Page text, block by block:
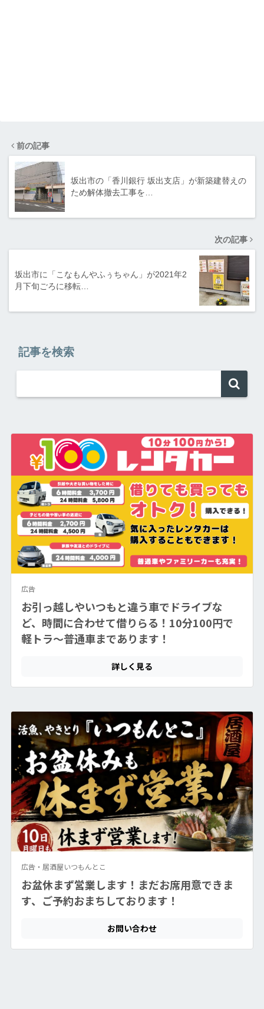
前の記事
坂出市の「香川銀行 坂出支店」が新築建替えの
ため解体撤去工事を…
次の記事
坂出市に「こなもんやふぅちゃん」が2021年2
月下旬ごろに移転…
記事を検索